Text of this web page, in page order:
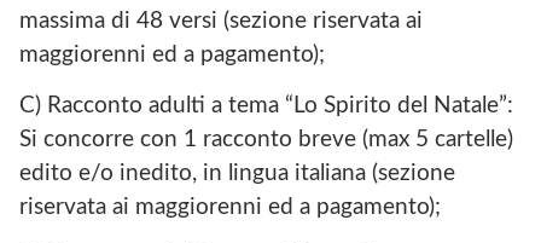
massima di 48 versi (sezione riservata ai
maggiorenni ed a pagamento);
C) Racconto adulti a tema “Lo Spirito del Natale”:
Si concorre con 1 racconto breve (max 5 cartelle)
edito e/o inedito, in lingua italiana (sezione
riservata ai maggiorenni ed a pagamento);